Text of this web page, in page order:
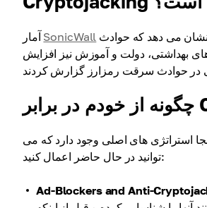
SonicWall
بهداشتی، دولت و آموزش نیز افزایش
استراتژی های اصلی وجود دارد که می
توانید در حال حاضر اعمال کنید:
Ad-Blockers and Anti-